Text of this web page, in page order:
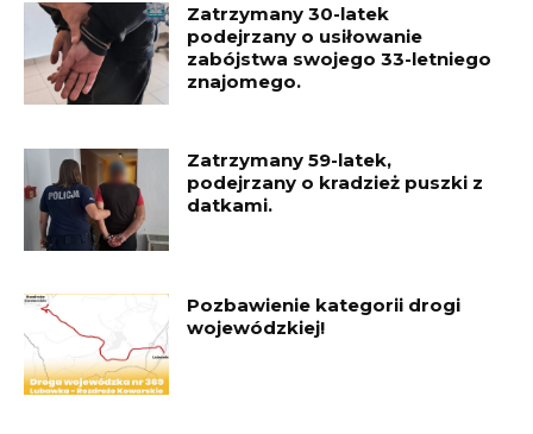
Zatrzymany 30-latek
podejrzany o usiłowanie
zabójstwa swojego 33-letniego
znajomego.
Zatrzymany 59-latek,
podejrzany o kradzież puszki z
datkami.
Pozbawienie kategorii drogi
wojewódzkiej!